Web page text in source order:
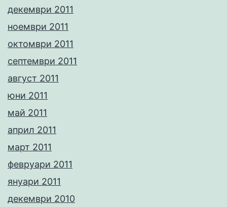
декември 2011
ноември 2011
октомври 2011
септември 2011
август 2011
юни 2011
май 2011
април 2011
март 2011
февруари 2011
януари 2011
декември 2010